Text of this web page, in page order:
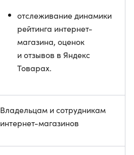
отслеживание динамики
рейтинга интернет-
магазина, оценок
и отзывов в Яндекс
Товарах.
Владельцам и сотрудникам
интернет-магазинов